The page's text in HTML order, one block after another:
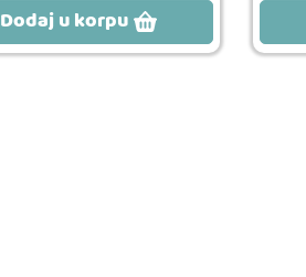
Dodaj u korpu